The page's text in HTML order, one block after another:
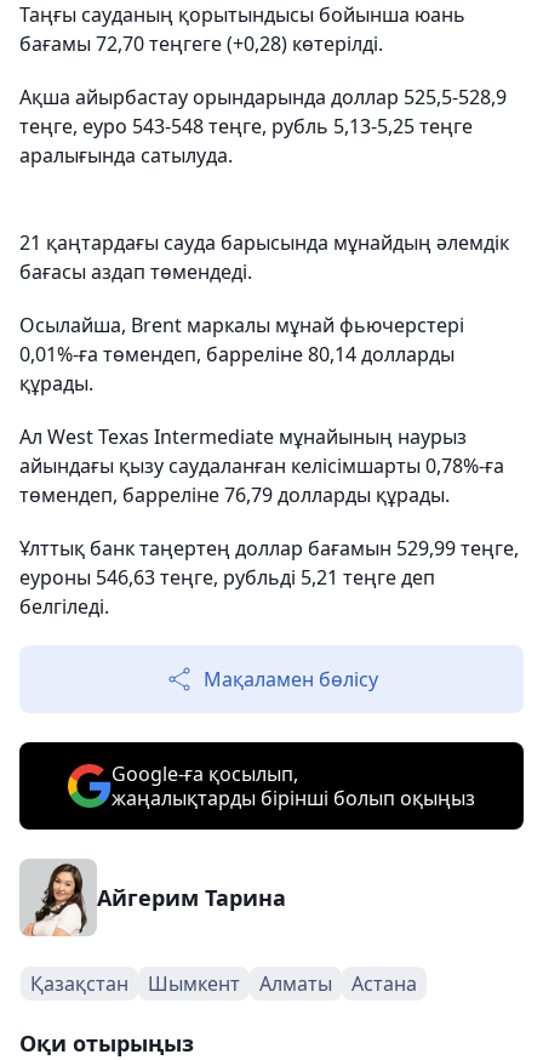
Таңғы сауданың қорытындысы бойынша юань
бағамы 72,70 теңгеге (+0,28) көтерілді.
Ақша айырбастау орындарында доллар 525,5-528,9
теңге, еуро 543-548 теңге, рубль 5,13-5,25 теңге
аралығында сатылуда.
21 қаңтардағы сауда барысында мұнайдың әлемдік
бағасы аздап төмендеді.
Осылайша, Brent маркалы мұнай фьючерстері
0,01%-ға төмендеп, барреліне 80,14 долларды
құрады.
Ал West Texas Intermediate мұнайының наурыз
айындағы қызу саудаланған келісімшарты 0,78%-ға
төмендеп, барреліне 76,79 долларды құрады.
Ұлттық банк таңертең доллар бағамын 529,99 теңге,
еуроны 546,63 теңге, рубльді 5,21 теңге деп
белгіледі.
Мақаламен бөлісу
Google-ға қосылып,
жаңалықтарды бірінші болып оқыңыз
Айгерим Тарина
Қазақстан Шымкент Алматы Астана
Оқи отырыңыз